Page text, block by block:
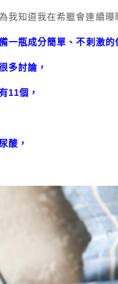
我知道我在希臘會連續曝
一瓶成分簡單、不刺激的
多討論，
11個，
酸，